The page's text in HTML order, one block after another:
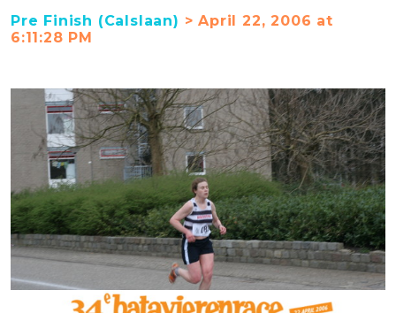
Pre Finish (Calslaan) > April 22, 2006 at
6:11:28 PM